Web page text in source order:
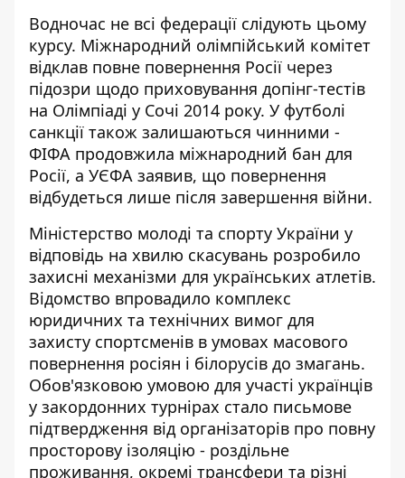
Водночас не всі федерації слідують цьому
курсу. Міжнародний олімпійський комітет
відклав повне повернення Росії через
підозри щодо приховування допінг-тестів
на Олімпіаді у Сочі 2014 року. У футболі
санкції також залишаються чинними -
ФІФА продовжила міжнародний бан для
Росії, а УЄФА заявив, що повернення
відбудеться лише після завершення війни.
Міністерство молоді та спорту України у
відповідь на хвилю скасувань розробило
захисні механізми для українських атлетів.
Відомство впровадило комплекс
юридичних та технічних вимог для
захисту спортсменів в умовах масового
повернення росіян і білорусів до змагань.
Обов'язковою умовою для участі українців
у закордонних турнірах стало письмове
підтвердження від організаторів про повну
просторову ізоляцію - роздільне
проживання, окремі трансфери та різні